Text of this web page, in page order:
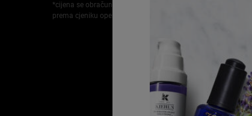
*cijena se obračunava
prema cjeniku operatera
sigurnosti